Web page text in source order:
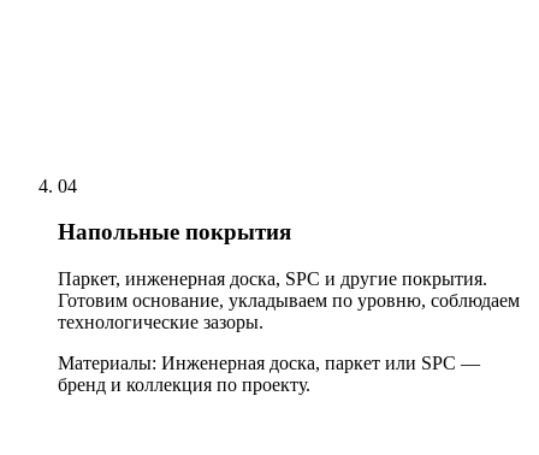
04
Напольные покрытия
Паркет, инженерная доска, SPC и другие покрытия.
Готовим основание, укладываем по уровню, соблюдаем
технологические зазоры.
Материалы: Инженерная доска, паркет или SPC —
бренд и коллекция по проекту.